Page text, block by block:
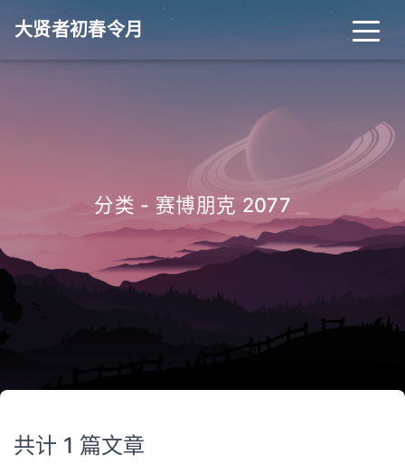
大贤者初春令月
分类 - 赛博朋克 2077
共计 1 篇文章